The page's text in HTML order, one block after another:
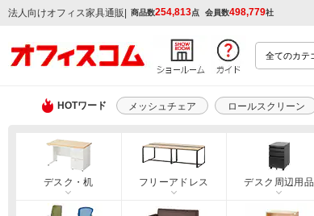
法人向けオフィス家具通販 | 商品数254,813点 会員数498,779社
HOTワード メッシュチェア ロールスクリーン
デスク・机 フリーアドレス デスク周辺用品